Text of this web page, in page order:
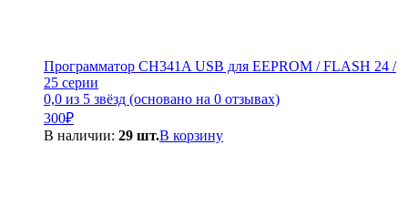
Программатор CH341A USB для EEPROM / FLASH 24 /
25 серии
0,0 из 5 звёзд (основано на 0 отзывах)
300₽
В наличии: 29 шт.В корзину